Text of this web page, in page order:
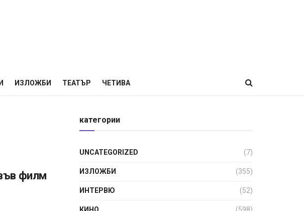
ИЗЛОЖБИ ТЕАТЪР ЧЕТИВА
филм
категории
UNCATEGORIZED (7)
ИЗЛОЖБИ (355)
ИНТЕРВЮ (52)